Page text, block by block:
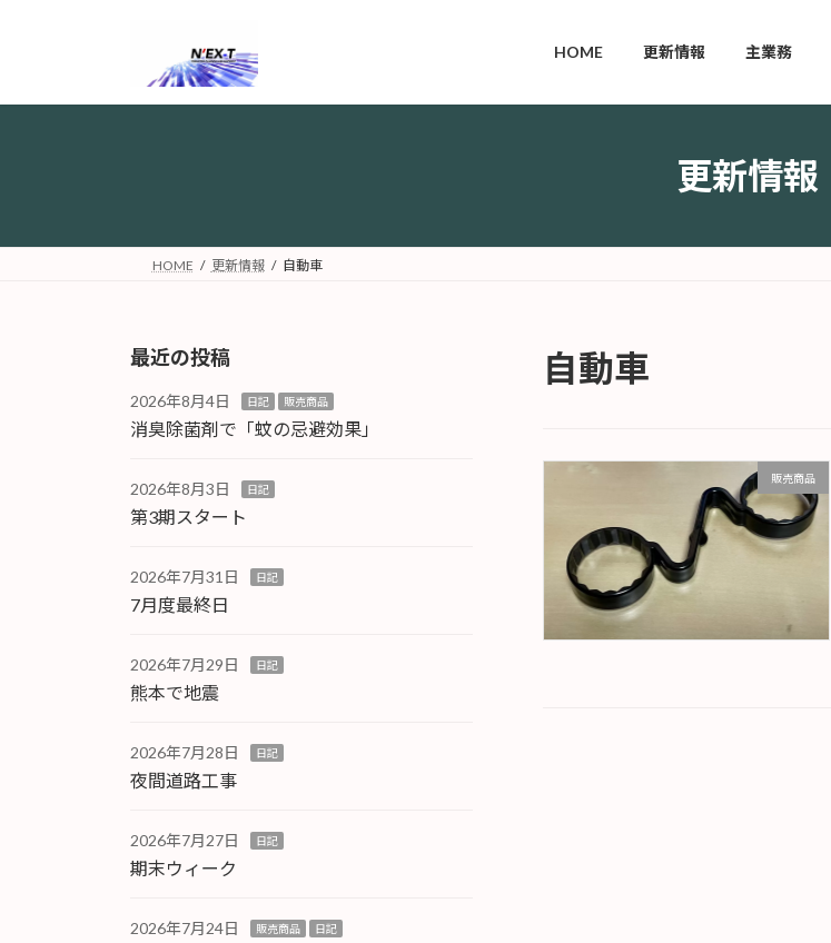
プ
動
HOME 更新情報 主業務
更新情報
HOME 更新情報 自動車
自動車
販売商品
最近の投稿
2026年8月4日 日記 販売商品
消臭除菌剤で「蚊の忌避効果」
2026年8月3日 日記
第3期スタート
2026年7月31日 日記
7月度最終日
2026年7月29日 日記
熊本で地震
2026年7月28日 日記
夜間道路工事
2026年7月27日 日記
期末ウィーク
2026年7月24日 販売商品 日記